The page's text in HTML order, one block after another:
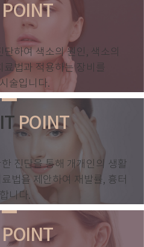
POINT
단하여 색소의 원인, 색소의
료법과 적용하는 장비를
술입니다.
POINT
진단을 통해 개개인의 생활
법을 제안하여 재발률, 흉터
니다.
POINT